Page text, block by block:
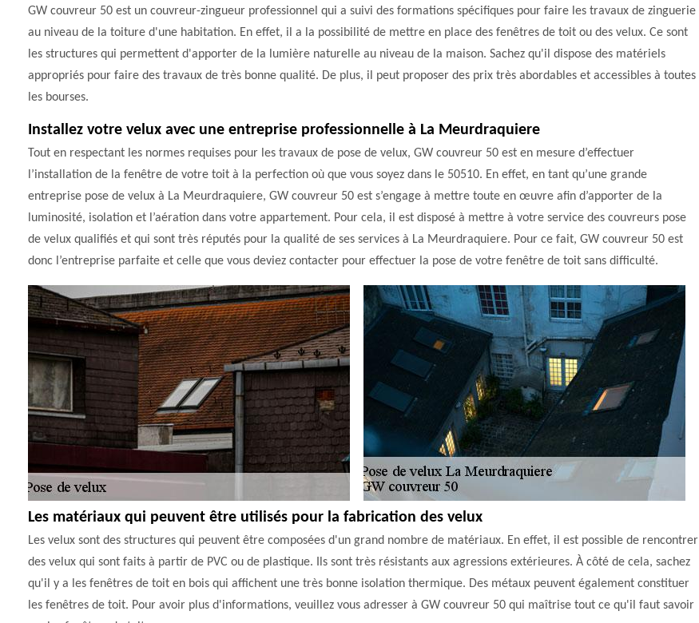
GW couvreur 50 est un couvreur-zingueur professionnel qui a suivi des formations spécifiques pour faire les travaux de zinguerie
au niveau de la toiture d'une habitation. En effet, il a la possibilité de mettre en place des fenêtres de toit ou des velux. Ce sont
les structures qui permettent d'apporter de la lumière naturelle au niveau de la maison. Sachez qu'il dispose des matériels
appropriés pour faire des travaux de très bonne qualité. De plus, il peut proposer des prix très abordables et accessibles à toutes
les bourses.
Installez votre velux avec une entreprise professionnelle à La Meurdraquiere
Tout en respectant les normes requises pour les travaux de pose de velux, GW couvreur 50 est en mesure d’effectuer
l’installation de la fenêtre de votre toit à la perfection où que vous soyez dans le 50510. En effet, en tant qu’une grande
entreprise pose de velux à La Meurdraquiere, GW couvreur 50 est s’engage à mettre toute en œuvre afin d’apporter de la
luminosité, isolation et l’aération dans votre appartement. Pour cela, il est disposé à mettre à votre service des couvreurs pose
de velux qualifiés et qui sont très réputés pour la qualité de ses services à La Meurdraquiere. Pour ce fait, GW couvreur 50 est
donc l’entreprise parfaite et celle que vous deviez contacter pour effectuer la pose de votre fenêtre de toit sans difficulté.
Les matériaux qui peuvent être utilisés pour la fabrication des velux
Les velux sont des structures qui peuvent être composées d'un grand nombre de matériaux. En effet, il est possible de rencontrer
des velux qui sont faits à partir de PVC ou de plastique. Ils sont très résistants aux agressions extérieures. À côté de cela, sachez
qu'il y a les fenêtres de toit en bois qui affichent une très bonne isolation thermique. Des métaux peuvent également constituer
les fenêtres de toit. Pour avoir plus d'informations, veuillez vous adresser à GW couvreur 50 qui maîtrise tout ce qu'il faut savoir